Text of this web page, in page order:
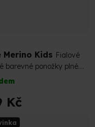
Merino Kids Fialové
barevné ponožky plné
pohodlí
Kč